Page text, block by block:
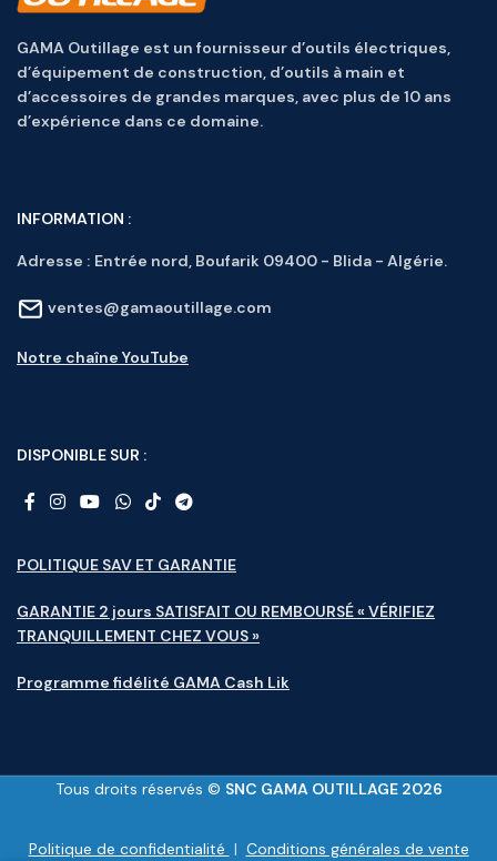
GAMA Outillage est un fournisseur d’outils électriques,
d’équipement de construction, d’outils à main et
d’accessoires de grandes marques, avec plus de 10 ans
d’expérience dans ce domaine.
INFORMATION :
Adresse : Entrée nord, Boufarik 09400 - Blida - Algérie.
ventes@gamaoutillage.com
Notre chaîne YouTube
DISPONIBLE SUR :
POLITIQUE SAV ET GARANTIE
GARANTIE 2 jours SATISFAIT OU REMBOURSÉ « VÉRIFIEZ
TRANQUILLEMENT CHEZ VOUS »
Programme fidélité GAMA Cash Lik
Tous droits réservés © SNC GAMA OUTILLAGE 2026
Politique de confidentialité | Conditions générales de vente